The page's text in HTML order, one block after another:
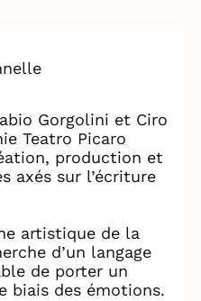
Gorgolini et Ciro
Teatro Picaro
production et
axés sur l’écriture
artistique de la
d’un langage
de porter un
biais des émotions.